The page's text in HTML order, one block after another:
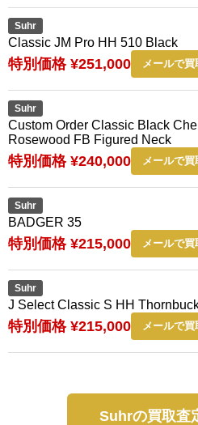
Suhr
Classic JM Pro HH 510 Black
特別価格 ¥251,000 メールで買
Suhr
Custom Order Classic Black
Rosewood FB Figured Neck
特別価格 ¥240,000 メールで買
Suhr
BADGER 35
特別価格 ¥215,000 メールで買
Suhr
J Select Classic S HH
特別価格 ¥215,000 メールで買
Suhrの買取査